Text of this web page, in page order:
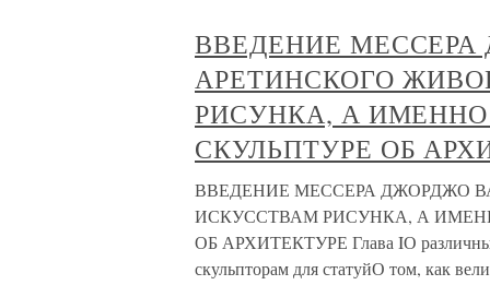
ВВЕДЕНИЕ
АРЕТИНСКОГО
РИСУНКА, А
СКУЛЬПТУРЕ ОБ
ВВЕДЕНИЕ МЕССЕРА ДЖОРДЖО
ИСКУССТВАМ РИСУНКА, А
ОБ АРХИТЕКТУРЕ Глава IО
скульпторам для статуйО том, как